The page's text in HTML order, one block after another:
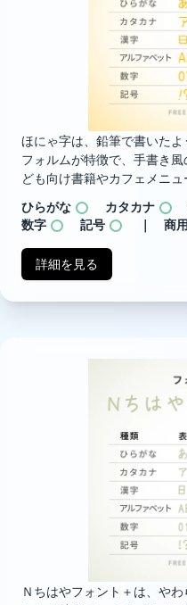
ほにゃ字は、鉛筆で書いた
フォルムが特徴で、手書き
ども向け書籍やカフェメニュ
ひらがな
カタカナ
数字
記号 ｜ 商用
詳細を見る
Ｎちはやフォント＋は、や